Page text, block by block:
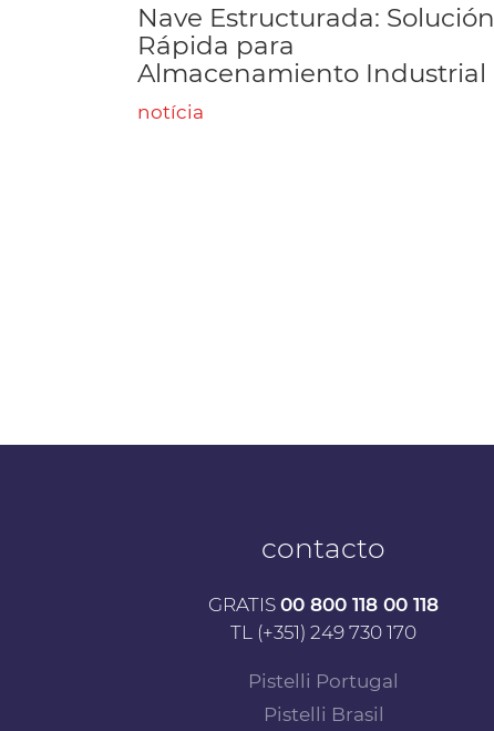
Nave Estructurada: Solución
Rápida para
Almacenamiento Industrial
notícia
contacto
GRATIS 00 800 118 00 118
TL (+351) 249 730 170
Pistelli Portugal
Pistelli Brasil